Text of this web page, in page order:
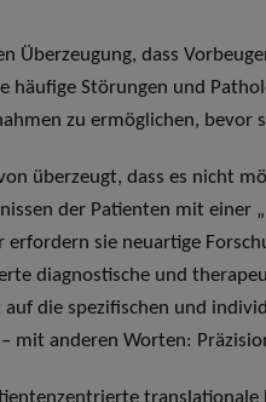
Überzeugung, dass
häufige Störungen und
zu ermöglichen, bevor
überzeugt, dass es nicht
der Patienten mit einer
erfordern sie neuartige
diagnostische und
auf die spezifischen und
mit anderen Worten:
translationale